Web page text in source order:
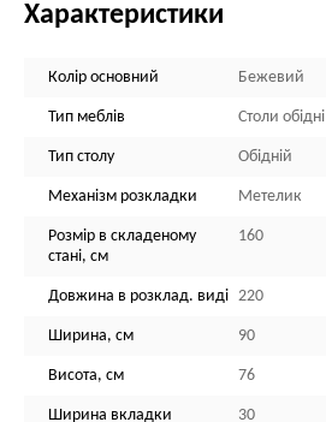
Характеристики
Колір основний Бежевий
Тип меблів Столи обідні
Тип столу Обідній
Механізм розкладки Метелик
Розмір в складеному
стані, см
160
Довжина в розклад. виді 220
Ширина, см 90
Висота, см 76
Ширина вкладки 30